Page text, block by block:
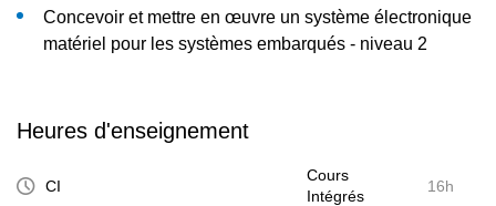
Concevoir et mettre en œuvre un système électronique
matériel pour les systèmes embarqués - niveau 2
Heures d'enseignement
CI
Cours
Intégrés
16h